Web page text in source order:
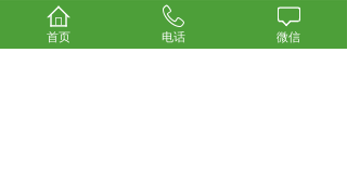
以从国内历次举办的LAN Party的火爆程度上得到印
证，可以说，DIYer正逐步转向MODer，这也从一个
首页 电话 微信